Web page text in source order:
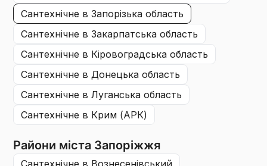
сантехнічне в Запорізька область
сантехнічне в Закарпатська область
сантехнічне в Кіровоградська область
сантехнічне в Донецька область
сантехнічне в Луганська область
сантехнічне в Крим (АРК)
Райони міста Запоріжжя